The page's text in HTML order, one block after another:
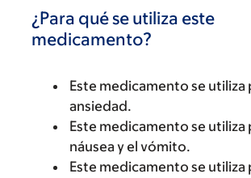
¿Para qué se utiliza este
medicamento?
Este medicamento se utiliza
ansiedad.
Este medicamento se utiliza
náusea y el vómito.
Este medicamento se utiliza